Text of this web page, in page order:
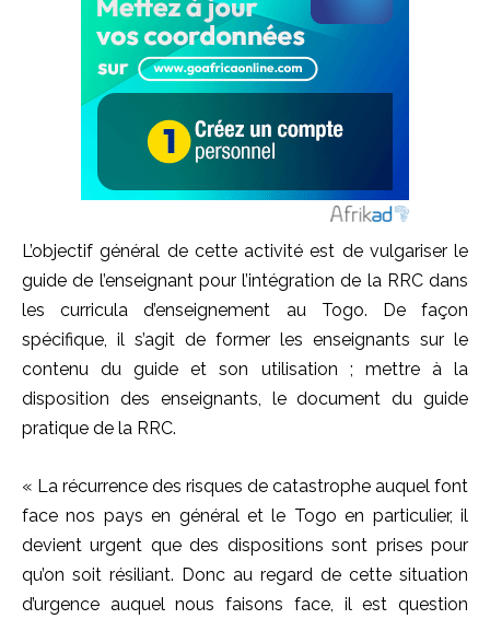
L’objectif général de cette activité est de vulgariser le
guide de l’enseignant pour l’intégration de la RRC dans
les curricula d’enseignement au Togo. De façon
spécifique, il s’agit de former les enseignants sur le
contenu du guide et son utilisation ; mettre à la
disposition des enseignants, le document du guide
pratique de la RRC.
« La récurrence des risques de catastrophe auquel font
face nos pays en général et le Togo en particulier, il
devient urgent que des dispositions sont prises pour
qu’on soit résiliant. Donc au regard de cette situation
d’urgence auquel nous faisons face, il est question